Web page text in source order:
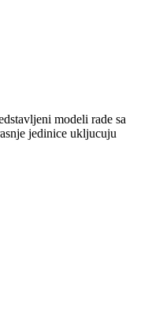
modeli rade sa
jedinice ukljucuju